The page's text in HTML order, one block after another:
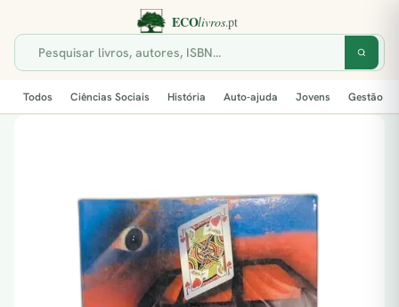
Todos Ciências Sociais História Auto-ajuda Jovens Gestão